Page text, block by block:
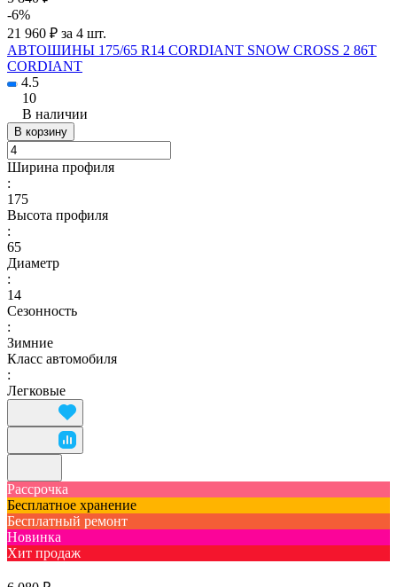
-6%
21 960 ₽ за 4 шт.
АВТОШИНЫ 175/65 R14 CORDIANT SNOW CROSS 2 86T
CORDIANT
4.5
10
В наличии
В корзину
Ширина профиля
:
175
Высота профиля
:
65
Диаметр
:
14
Сезонность
:
Зимние
Класс автомобиля
:
Легковые
Рассрочка
Бесплатное хранение
Бесплатный ремонт
Новинка
Хит продаж